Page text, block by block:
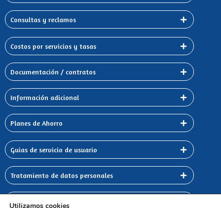
Consultas y reclamos
Costos por servicios y tasas
Documentación / contratos
Información adicional
Planes de Ahorro
Guias de servicio de usuario
Tratamiento de datos personales
Utilizamos cookies